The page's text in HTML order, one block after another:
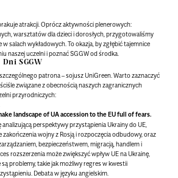
atrakcji. Oprócz aktywności plenerowych:
warsztatów dla dzieci i dorosłych, przygotowaliśmy
w salach wykładowych. To okazja, by zgłębić tajemnice
naszej uczelni i poznać SGGW od środka.
SGGW
patrona – sojusz UniGreen. Warto zaznaczyć
związane z obecnością naszych zagranicznych
przyrodniczych:
landscape of UA accession to the EU full of fears.
perspektywy przystąpienia Ukrainy do UE,
zakończenia wojny z Rosją i rozpoczęcia odbudowy, oraz
bezpieczeństwem, migracją, handlem i
rozszerzenia może zwiększyć wpływ UE na Ukrainę,
problemy, takie jak możliwy regres w kwestii
Debata w języku angielskim.